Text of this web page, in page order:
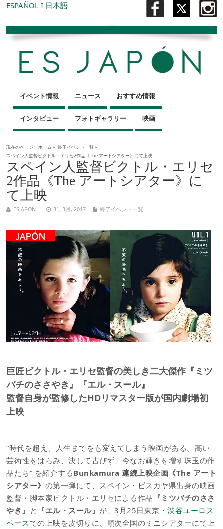
ESPAÑOL I 日本語
イベント情報 ニュース おすすめ情報
インタビュー フォトギャラリー 映画
現在のページ : ホーム » 終了イベント一覧»
スペイン人監督ビクトル・エリセ2作品《The アートシアター》にて上映
スペイン人監督ビクトル・エリセ
2作品《The アートシアター》に
て上映
ESJAPON 31, 3月, 2017 終了イベント一覧
巨匠ビクトル・エリセ監督の美しき二大傑作『ミツ
バチのささやき』『エル・スール』
監督自身が監修したHDリマスター版が国内劇場初
上映
“時代を超え、人生までをも変えてしまう映画がある。高い
芸術性をはらみ、決して古びず、今なお輝きを増す珠玉の作
品たち” を紹介するBunkamura 連続上映企画《The アート
シアター》 の第一弾にて、スペイン・ビスカヤ県出身の映画
監督・脚本家ビクトル・エリセによる作品 『ミツバチのささ
やき』 と 『エル・スール』 が、3月25日東京・渋谷ユーロス
ペース での上映を皮切りに、順次全国のミニシアターにて上